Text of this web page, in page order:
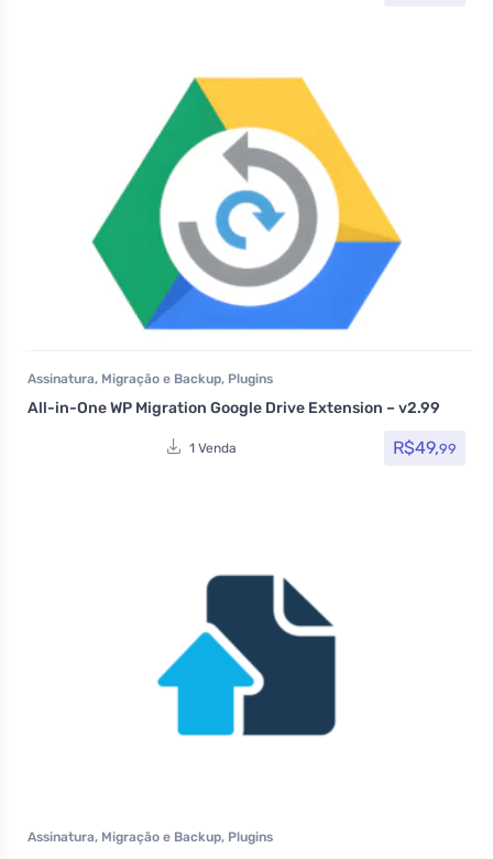
Assinatura, Migração e Backup, Plugins
All-in-One WP Migration Google Drive Extension – v2.99
1 Venda R$49,99
Assinatura, Migração e Backup, Plugins